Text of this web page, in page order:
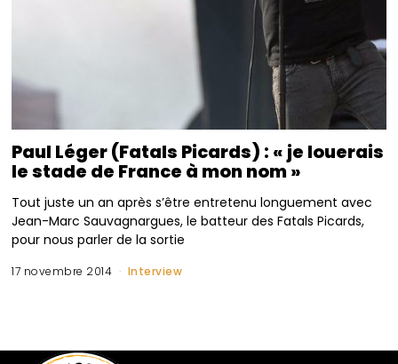
Paul Léger (Fatals Picards) : « je louerais
le stade de France à mon nom »
Tout juste un an après s’être entretenu longuement avec
Jean-Marc Sauvagnargues, le batteur des Fatals Picards,
pour nous parler de la sortie
17 novembre 2014 Interview